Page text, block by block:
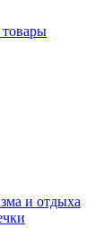
и отдыха